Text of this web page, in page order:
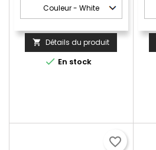
 Détails du produit
 En stock
favorite_border